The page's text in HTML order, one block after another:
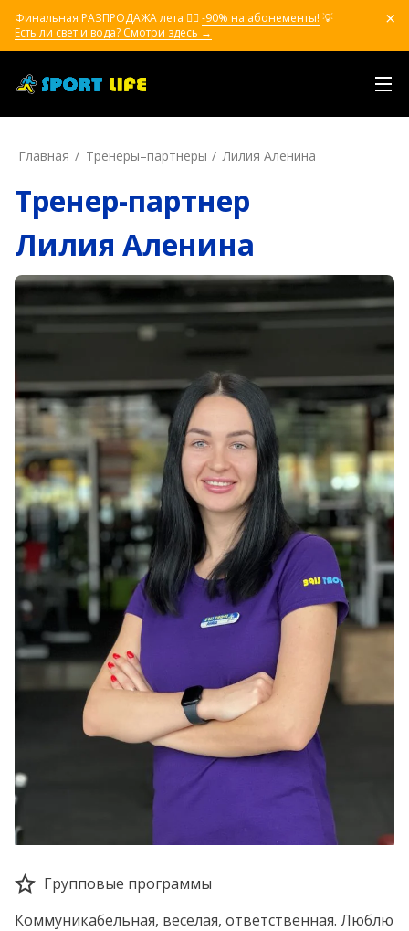
Финальная РАЗПРОДАЖА лета ❤️‍🔥 -90% на абонементы! 💡
Есть ли свет и вода? Смотри здесь →
Главная Тренеры–пapтнepы Лилия Аленина
Тренер-партнер
Лилия Аленина
Групповые программы
Коммуникабельная, веселая, ответственная. Люблю